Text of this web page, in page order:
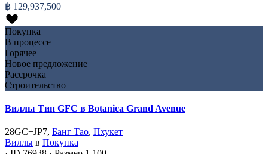
฿ 129,937,500
Покупка
В процессе
Горячее
Новое предложение
Рассрочка
Строительство
Виллы Тип GFС в Botanica Grand Avenue
28GC+JP7, Банг Тао, Пхукет
Виллы в Покупка